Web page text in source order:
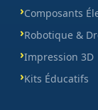
Composants
Robotique &
Impression 3D
Kits Éducatifs